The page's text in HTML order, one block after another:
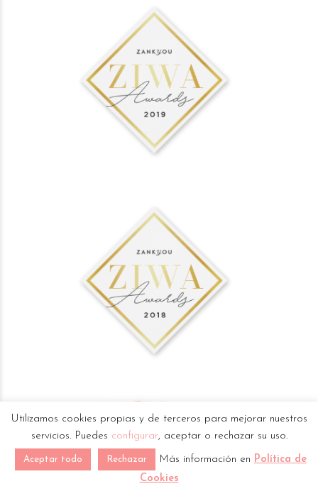
Utilizamos cookies propias y de terceros para mejorar nuestros
servicios. Puedes configurar, aceptar o rechazar su uso.
Aceptar todo Rechazar Más información en Política de
Cookies